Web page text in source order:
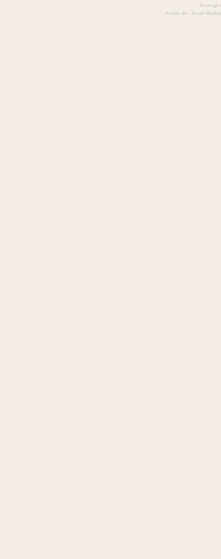
Erzeugt
Arclab.de - Email